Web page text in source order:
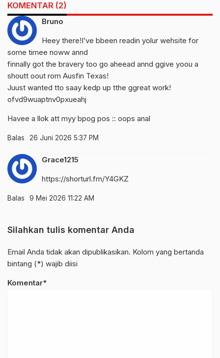
KOMENTAR (2)
Bruno
Heey there!I’ve bbeen readin yolur wehsite for
some timee noww annd
finnally got the bravery too go aheead annd ggive yoou a
shoutt oout rom Ausfin Texas!
Juust wanted tto saay kedp up tthe ggreat work!
ofvd9wuaptnv0pxueahj
Havee a llok att myy bpog pos :: oops anal
Balas 26 Juni 2026 5:37 PM
Grace1215
https://shorturl.fm/Y4GKZ
Balas 9 Mei 2026 11:22 AM
Silahkan tulis komentar Anda
Email Anda tidak akan dipublikasikan. Kolom yang bertanda
bintang (*) wajib diisi
Komentar*